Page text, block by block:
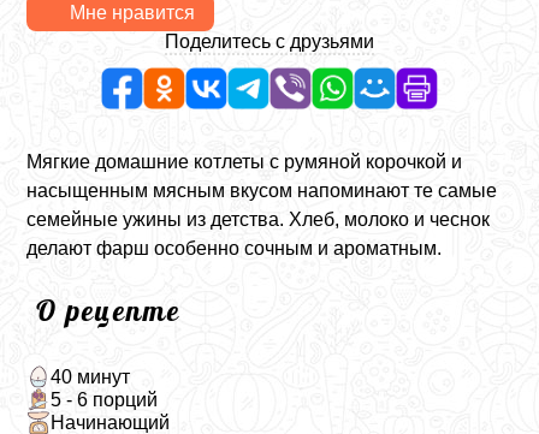
Мне нравится
Поделитесь с друзьями
Мягкие домашние котлеты с румяной корочкой и
насыщенным мясным вкусом напоминают те самые
семейные ужины из детства. Хлеб, молоко и чеснок
делают фарш особенно сочным и ароматным.
О рецепте
40 минут
5 - 6 порций
Начинающий